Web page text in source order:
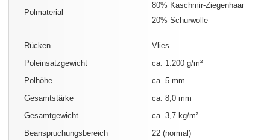
Polmaterial
80% Kaschmir-Ziegenhaar
20% Schurwolle
Rücken
Vlies
Poleinsatzgewicht
ca. 1.200 g/m²
Polhöhe
ca. 5 mm
Gesamtstärke
ca. 8,0 mm
Gesamtgewicht
ca. 3,7 kg/m²
Beanspruchungsbereich
22 (normal)